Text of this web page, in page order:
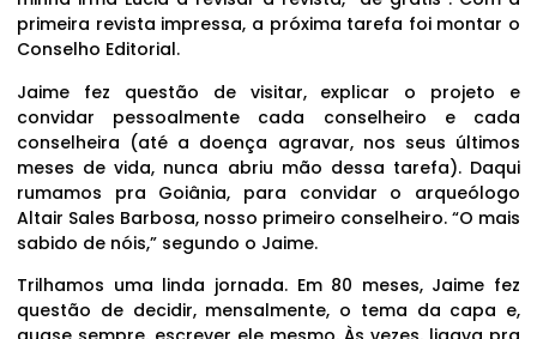
primeira revista impressa, a próxima tarefa foi montar o
Conselho Editorial.
Jaime fez questão de visitar, explicar o projeto e
convidar pessoalmente cada conselheiro e cada
conselheira (até a doença agravar, nos seus últimos
meses de vida, nunca abriu mão dessa tarefa). Daqui
rumamos pra Goiânia, para convidar o arqueólogo
Altair Sales Barbosa, nosso primeiro conselheiro. “O mais
sabido de nóis,” segundo o Jaime.
Trilhamos uma linda jornada. Em 80 meses, Jaime fez
questão de decidir, mensalmente, o tema da capa e,